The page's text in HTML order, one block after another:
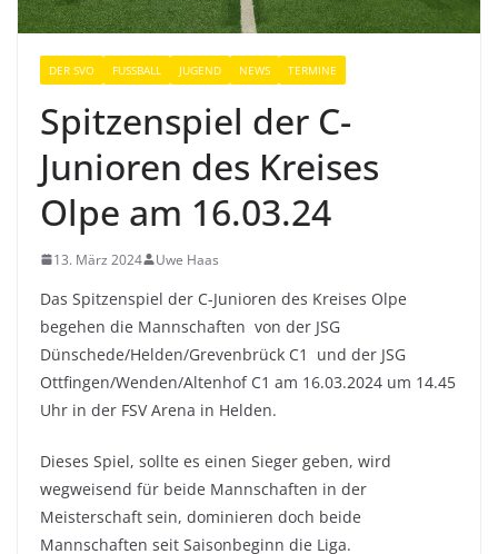
DER SVO FUSSBALL JUGEND NEWS TERMINE
Spitzenspiel der C-
Junioren des Kreises
Olpe am 16.03.24
13. März 2024 Uwe Haas
Das Spitzenspiel der C-Junioren des Kreises Olpe
begehen die Mannschaften von der JSG
Dünschede/Helden/Grevenbrück C1 und der JSG
Ottfingen/Wenden/Altenhof C1 am 16.03.2024 um 14.45
Uhr in der FSV Arena in Helden.
Dieses Spiel, sollte es einen Sieger geben, wird
wegweisend für beide Mannschaften in der
Meisterschaft sein, dominieren doch beide
Mannschaften seit Saisonbeginn die Liga.